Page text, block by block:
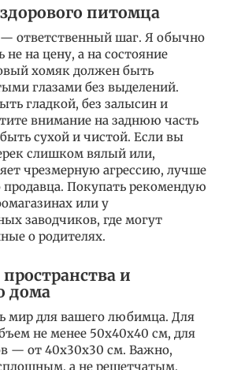
питомца
— ответственный шаг. Я обычно
не на цену, а на состояние
хомяк должен быть
глазами без выделений.
гладкой, без залысин и
внимание на заднюю часть
сухой и чистой. Если вы
слишком вялый или,
чрезмерную агрессию, лучше
продавца. Покупать рекомендую
или у
заводчиков, где могут
о родителях.
и
дома
мир для вашего любимца. Для
не менее 50х40х40 см, для
— от 40х30х30 см. Важно,
а не решетчатым,